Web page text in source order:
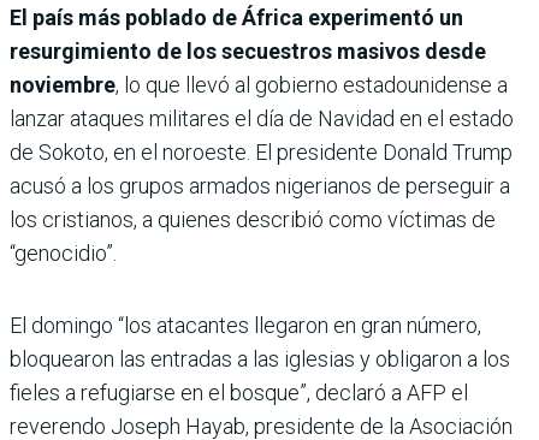
El país más poblado de África experimentó un
resurgimiento de los secuestros masivos desde
noviembre, lo que llevó al gobierno estadounidense a
lanzar ataques militares el día de Navidad en el estado
de Sokoto, en el noroeste. El presidente Donald Trump
acusó a los grupos armados nigerianos de perseguir a
los cristianos, a quienes describió como víctimas de
“genocidio”.
El domingo “los atacantes llegaron en gran número,
bloquearon las entradas a las iglesias y obligaron a los
fieles a refugiarse en el bosque”, declaró a AFP el
reverendo Joseph Hayab, presidente de la Asociación